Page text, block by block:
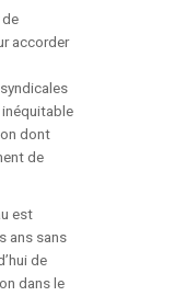
de
accorder
inéquitable
dont
de
est
ans sans
de
dans le